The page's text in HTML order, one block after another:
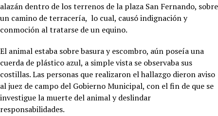
alazán dentro de los terrenos de la plaza San Fernando, sobre
un camino de terracería, lo cual, causó indignación y
conmoción al tratarse de un equino.
El animal estaba sobre basura y escombro, aún poseía una
cuerda de plástico azul, a simple vista se observaba sus
costillas. Las personas que realizaron el hallazgo dieron aviso
al juez de campo del Gobierno Municipal, con el fin de que se
investigue la muerte del animal y deslindar
responsabilidades.